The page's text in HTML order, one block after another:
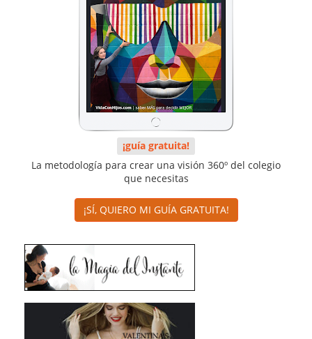
¡guía gratuita!
La metodología para crear una visión 360º del colegio
que necesitas
¡SÍ, QUIERO MI GUÍA GRATUITA!